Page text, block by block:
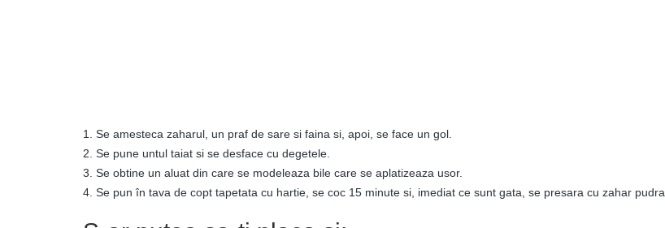
1. Se amesteca zaharul, un praf de sare si faina si, apoi, se face un gol.
2. Se pune untul taiat si se desface cu degetele.
3. Se obtine un aluat din care se modeleaza bile care se aplatizeaza usor.
4. Se pun în tava de copt tapetata cu hartie, se coc 15 minute si, imediat ce sunt gata, se presara cu zahar pudra.